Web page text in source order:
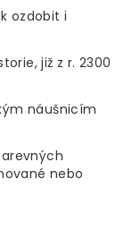
ozdobit i
již z r. 2300
náušnicím
nebo